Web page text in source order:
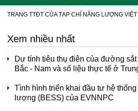
TRANG TTĐT CỦA TẠP CHÍ NĂNG LƯỢNG VIỆT
Xem nhiều nhất
Dự tính tiêu thụ điện của đường sắt
Bắc - Nam và số liệu thực tế ở
Tình hình triển khai đầu tư hệ
lượng (BESS) của EVNNPC